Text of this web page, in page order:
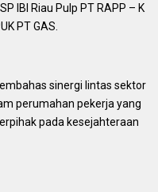
IBI Riau Pulp PT RAPP – K
PT GAS.
sinergi lintas sektor
perumahan pekerja yang
pada kesejahteraan